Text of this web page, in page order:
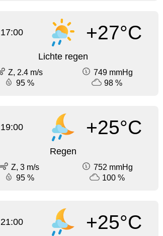
17:00 +27°C
Lichte regen
Z, 2.4 m/s
749 mmHg
95 %
98 %
19:00 +25°C
Regen
Z, 3 m/s
752 mmHg
95 %
100 %
21:00 +25°C